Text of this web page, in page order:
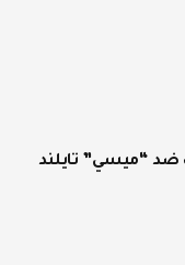
ضد “ميسي” تايلند